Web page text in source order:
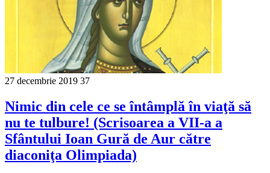
27 decembrie 2019 37
Nimic din cele ce se întâmplă în viaţă să
nu te tulbure! (Scrisoarea a VII-a a
Sfântului Ioan Gură de Aur către
diaconiţa Olimpiada)